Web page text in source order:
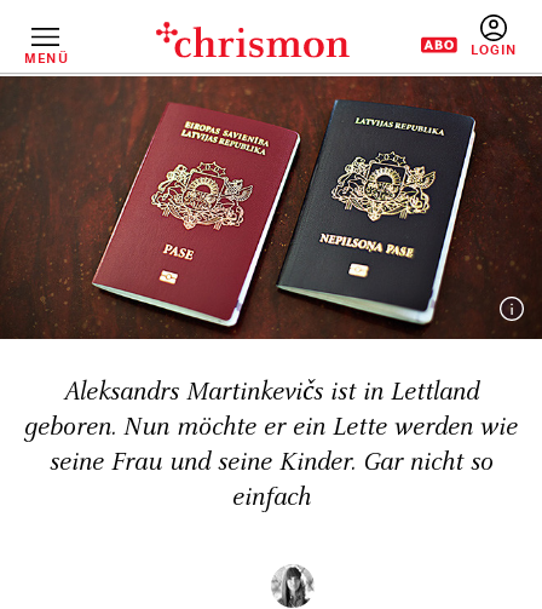
InhaltMENÜ
Aleksandrs Martinkevičs ist in Lettland
geboren. Nun möchte er ein Lette werden wie
seine Frau und seine Kinder. Gar nicht so
einfach